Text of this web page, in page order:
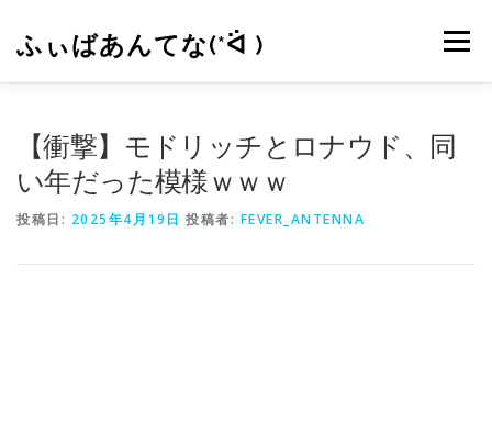
ふぃばあんてな(*ᐛ ) メニュー
【衝撃】モドリッチとロナウド、同
い年だった模様ｗｗｗ
投稿日: 2025年4月19日 投稿者: FEVER_ANTENNA